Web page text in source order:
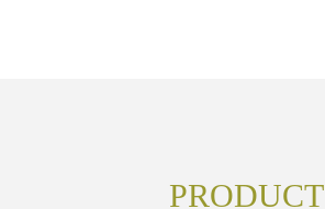
PRODUCT